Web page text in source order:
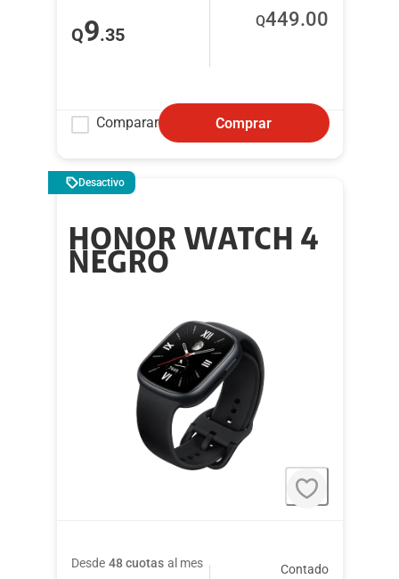
Q9.35
Q449.00
Comparar Comprar
Desactivo
HONOR WATCH 4
NEGRO
Desde 48 cuotas al mes Contado